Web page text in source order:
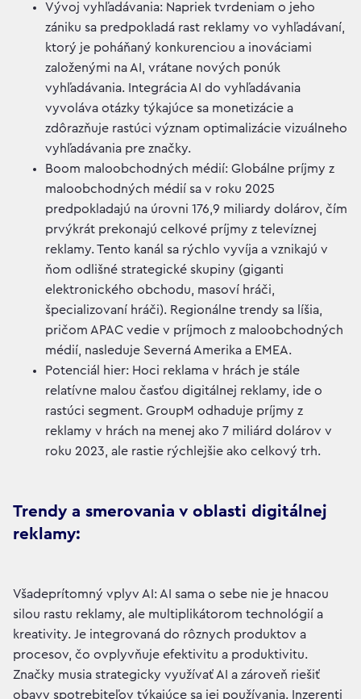
Vývoj vyhľadávania: Napriek tvrdeniam o jeho
zániku sa predpokladá rast reklamy vo vyhľadávaní,
ktorý je poháňaný konkurenciou a inováciami
založenými na AI, vrátane nových ponúk
vyhľadávania. Integrácia AI do vyhľadávania
vyvoláva otázky týkajúce sa monetizácie a
zdôrazňuje rastúci význam optimalizácie vizuálneho
vyhľadávania pre značky.
Boom maloobchodných médií: Globálne príjmy z
maloobchodných médií sa v roku 2025
predpokladajú na úrovni 176,9 miliardy dolárov, čím
prvýkrát prekonajú celkové príjmy z televíznej
reklamy. Tento kanál sa rýchlo vyvíja a vznikajú v
ňom odlišné strategické skupiny (giganti
elektronického obchodu, masoví hráči,
špecializovaní hráči). Regionálne trendy sa líšia,
pričom APAC vedie v príjmoch z maloobchodných
médií, nasleduje Severná Amerika a EMEA.
Potenciál hier: Hoci reklama v hrách je stále
relatívne malou časťou digitálnej reklamy, ide o
rastúci segment. GroupM odhaduje príjmy z
reklamy v hrách na menej ako 7 miliárd dolárov v
roku 2023, ale rastie rýchlejšie ako celkový trh.
Trendy a smerovania v oblasti digitálnej
reklamy:
Všadeprítomný vplyv AI: AI sama o sebe nie je hnacou
silou rastu reklamy, ale multiplikátorom technológií a
kreativity. Je integrovaná do rôznych produktov a
procesov, čo ovplyvňuje efektivitu a produktivitu.
Značky musia strategicky využívať AI a zároveň riešiť
obavy spotrebiteľov týkajúce sa jej používania. Inzerenti